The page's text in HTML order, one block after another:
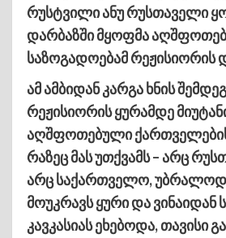
რუსტვილი ანუ რუსთაველი
დარბაზში მყოფმა
საზოგადოებამ რეჟისიორის
ამ ამბიდან კარგა ხნის
რეჟისიორის ყურამდე
აღშფოთებული
რაზეც მას უთქვამს – არც
არც საქართველო, უბრალოდ
მოუკრავს ყური და ვინაიდან
კავკასიას ეხებოდა, თავისი